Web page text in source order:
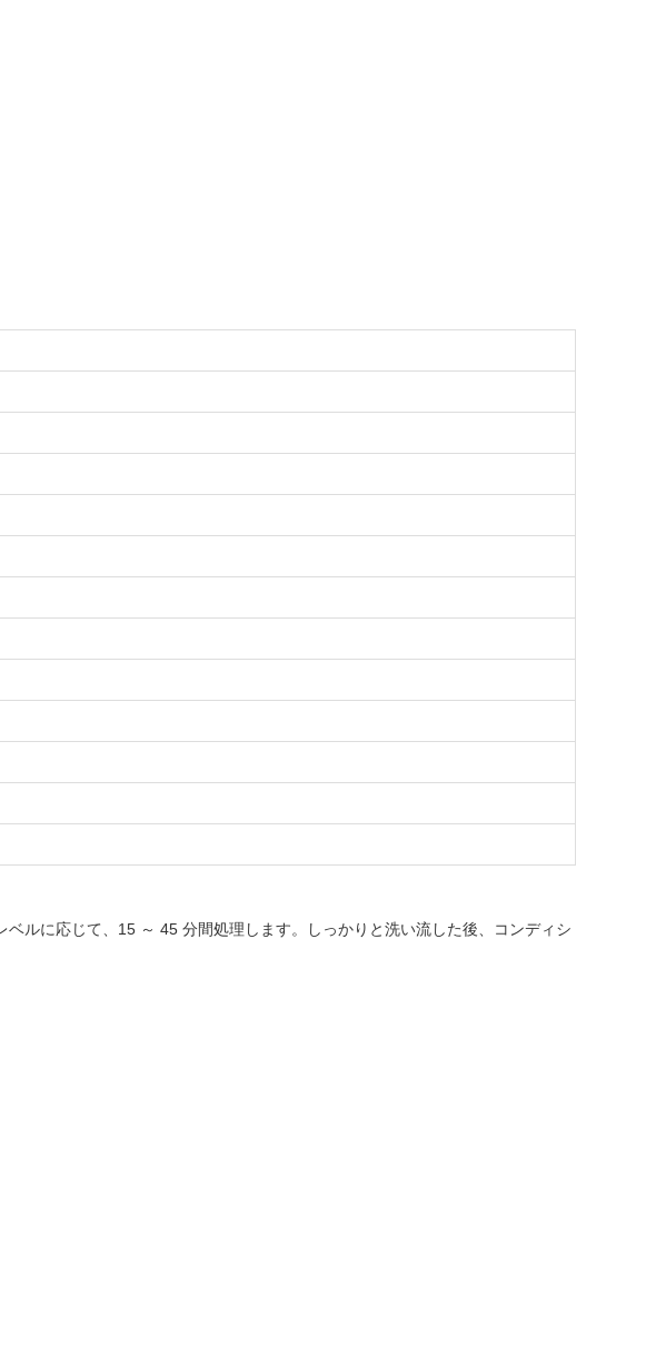
ルに応じて、15 ～ 45 分間処理します。しっかりと洗い流した後、コンディシ